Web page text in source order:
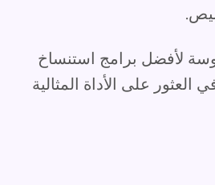
لأفضل برامج استنساخ
على الأداة المثالية